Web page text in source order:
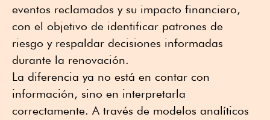
eventos reclamados y su impacto financiero,
con el objetivo de identificar patrones de
riesgo y respaldar decisiones informadas
durante la renovación.
La diferencia ya no está en contar con
información, sino en interpretarla
correctamente. A través de modelos analíticos